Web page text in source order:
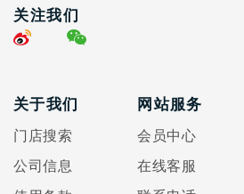
关注我们
关于我们
门店搜索
公司信息
网站服务
会员中心
在线客服